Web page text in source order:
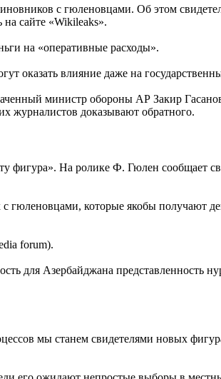
с гюленовцами. Об этом
сайте «Wikileaks».
на «оперативные расходы».
оказать влияние даже на
министр обороны АР Закир
журналистов доказывают обратного.
фигура». На ролике Ф. Гюлен сообщает
гюленовцами, которые якобы получают
forum).
для Азербайджана представленность
мы станем свидетелями новых